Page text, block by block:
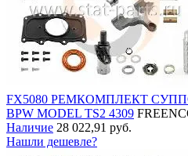
FX5080 РЕМКОМПЛЕКТ
BPW MODEL TS2 4309
Наличие 28 022,91 руб.
Нашли дешевле?